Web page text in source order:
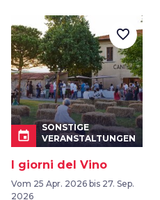
event
SONSTIGE
VERANSTALTUNGEN
I giorni del Vino
Vom 25 Apr. 2026 bis 27. Sep.
2026
favorite_border